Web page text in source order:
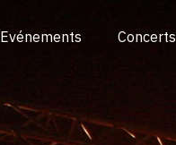
Evénements Concerts